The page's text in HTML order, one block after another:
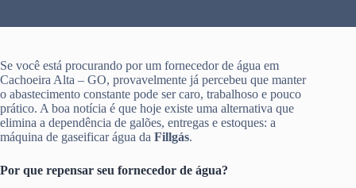
Se você está procurando por um fornecedor de água em
Cachoeira Alta – GO, provavelmente já percebeu que manter
o abastecimento constante pode ser caro, trabalhoso e pouco
prático. A boa notícia é que hoje existe uma alternativa que
elimina a dependência de galões, entregas e estoques: a
máquina de gaseificar água da Fillgás.
Por que repensar seu fornecedor de água?